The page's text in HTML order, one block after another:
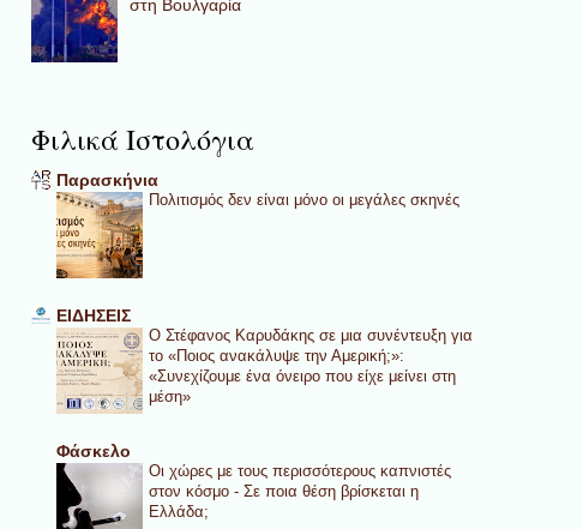
στη Βουλγαρία
Φιλικά Ιστολόγια
Παρασκήνια
Πολιτισμός δεν είναι μόνο οι μεγάλες σκηνές
ΕΙΔΗΣΕΙΣ
Ο Στέφανος Καρυδάκης σε μια συνέντευξη για
το «Ποιος ανακάλυψε την Αμερική;»:
«Συνεχίζουμε ένα όνειρο που είχε μείνει στη
μέση»
Φάσκελο
Οι χώρες με τους περισσότερους καπνιστές
στον κόσμο - Σε ποια θέση βρίσκεται η
Ελλάδα;